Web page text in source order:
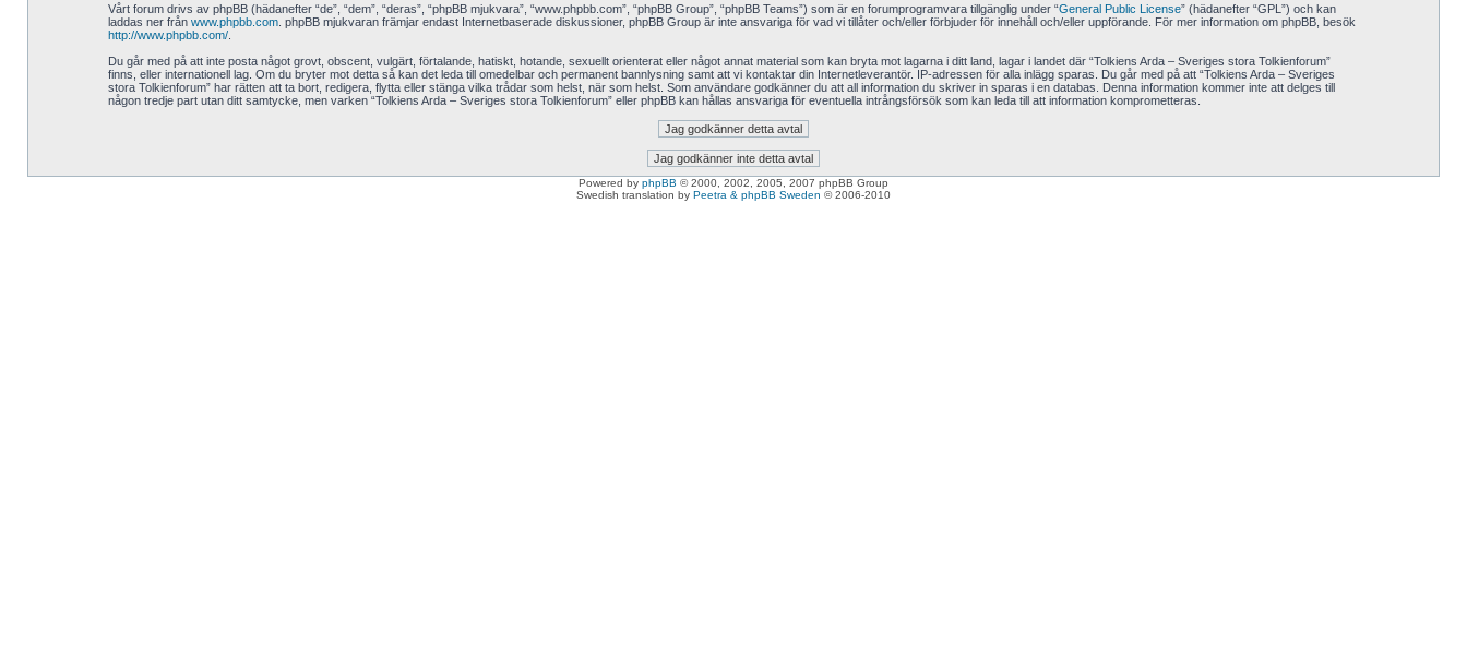
Vårt forum drivs av phpBB (hädanefter “de”, “dem”, “deras”, “phpBB mjukvara”, “www.phpbb.com”, “phpBB Group”, “phpBB Teams”) som är en forumprogramvara tillgänglig under “General Public License” (hädanefter “GPL”) och kan
laddas ner från www.phpbb.com. phpBB mjukvaran främjar endast Internetbaserade diskussioner, phpBB Group är inte ansvariga för vad vi tillåter och/eller förbjuder för innehåll och/eller uppförande. För mer information om phpBB, besök
http://www.phpbb.com/.
Du går med på att inte posta något grovt, obscent, vulgärt, förtalande, hatiskt, hotande, sexuellt orienterat eller något annat material som kan bryta mot lagarna i ditt land, lagar i landet där “Tolkiens Arda – Sveriges stora Tolkienforum”
finns, eller internationell lag. Om du bryter mot detta så kan det leda till omedelbar och permanent bannlysning samt att vi kontaktar din Internetleverantör. IP-adressen för alla inlägg sparas. Du går med på att “Tolkiens Arda – Sveriges
stora Tolkienforum” har rätten att ta bort, redigera, flytta eller stänga vilka trådar som helst, när som helst. Som användare godkänner du att all information du skriver in sparas i en databas. Denna information kommer inte att delges till
någon tredje part utan ditt samtycke, men varken “Tolkiens Arda – Sveriges stora Tolkienforum” eller phpBB kan hållas ansvariga för eventuella intrångsförsök som kan leda till att information komprometteras.
Powered by phpBB © 2000, 2002, 2005, 2007 phpBB Group
Swedish translation by Peetra & phpBB Sweden © 2006-2010